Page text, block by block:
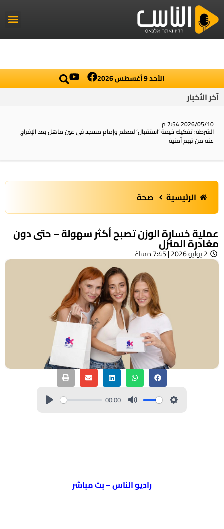
الأحد 9 أغسطس 2026
آخر الأخبار
2026/05/10 7:54 م
الشرطة: تفكيك خيمة ‘استقبال‘ لمعلم وإمام مسجد في عين ماهل بعد الإفراج
عنه من تهم أمنية
الرئيسية صحة
عملية خسارة الوزن تصبح أكثر سهولة – حتى دون
مغادرة المنزل
2 يوليو 2026 | 7:45 مساءً
00:00
راديو الناس – بث مباشر